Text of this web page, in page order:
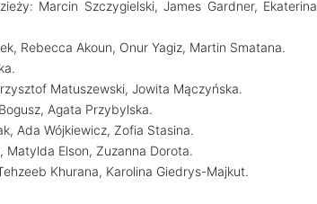
Marcin Szczygielski, James Gardner, Ekaterina
Rebecca Akoun, Onur Yagiz, Martin Smatana.
Matuszewski, Jowita Mączyńska.
Agata Przybylska.
Ada Wójkiewicz, Zofia Stasina.
Elson, Zuzanna Dorota.
Khurana, Karolina Giedrys-Majkut.